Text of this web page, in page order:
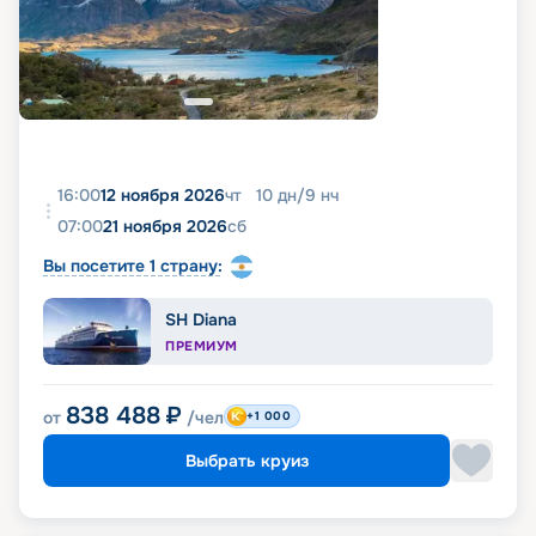
бассейн Infinity с подогревом;
панорамная сауна;
гидромассажные ванны на открытой палубе;
тренажёрный зал со всем необходимым
оборудованием.
16:0012 ноября 2026чт 10 дн/9 нч
07:0021 ноября 2026сб
Вы посетите 1 страну:
SH Diana
ПРЕМИУМ
от 838 488 ₽ /чел +1 000
Выбрать круиз